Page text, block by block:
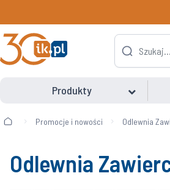
Produkty
Promocje i nowości Odlewnia
Odlewnia